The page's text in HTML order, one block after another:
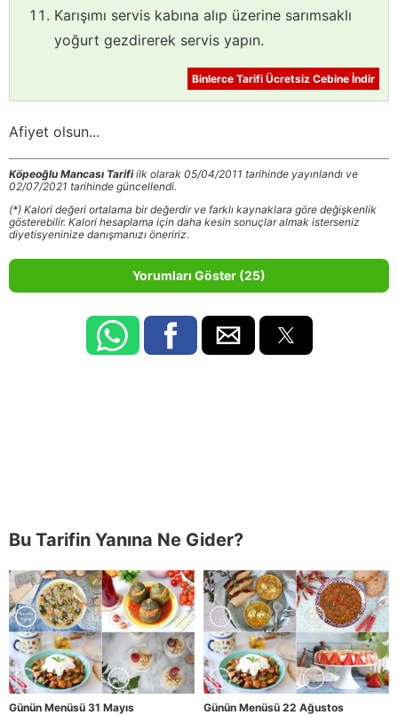
Karışımı servis kabına alıp üzerine sarımsaklı
yoğurt gezdirerek servis yapın.
Binlerce Tarifi Ücretsiz Cebine İndir
Afiyet olsun...
Köpeoğlu Mancası Tarifiilk olarak 05/04/2011 tarihinde yayınlandı ve
02/07/2021 tarihinde güncellendi.
(*) Kalori değeri ortalama bir değerdir ve farklı kaynaklara göre değişkenlik
gösterebilir. Kalori hesaplama için daha kesin sonuçlar almak isterseniz
diyetisyeninize danışmanızı öneririz.
Yorumları Göster (25)
Bu Tarifin Yanına Ne Gider?
Günün Menüsü 31 Mayıs Günün Menüsü 22 Ağustos